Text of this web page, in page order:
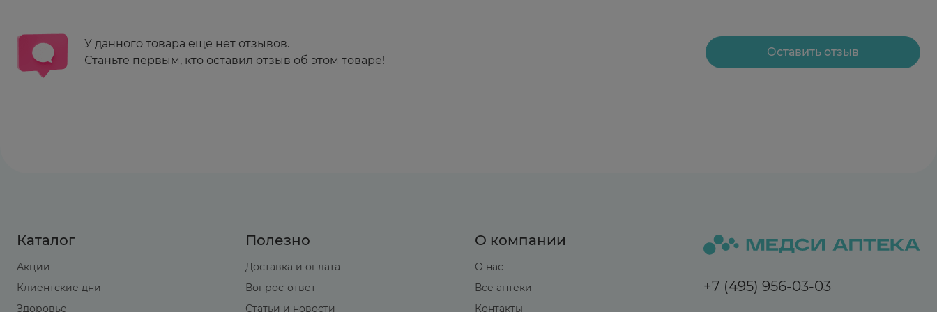
У данного товара еще нет отзывов.
Станьте первым, кто оставил отзыв об этом товаре!
Оставить отзыв
Каталог
Акции
Клиентские дни
Здоровье
Полезно
Доставка и оплата
Вопрос-ответ
Статьи и новости
О компании
О нас
Все аптеки
Контакты
+7 (495) 956-03-03